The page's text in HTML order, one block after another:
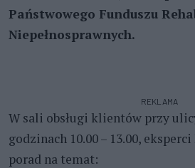
Państwowego Funduszu
Niepełnosprawnych.
REKLAMA
W sali obsługi klientów przy
godzinach 10.00 – 13.00,
porad na temat: